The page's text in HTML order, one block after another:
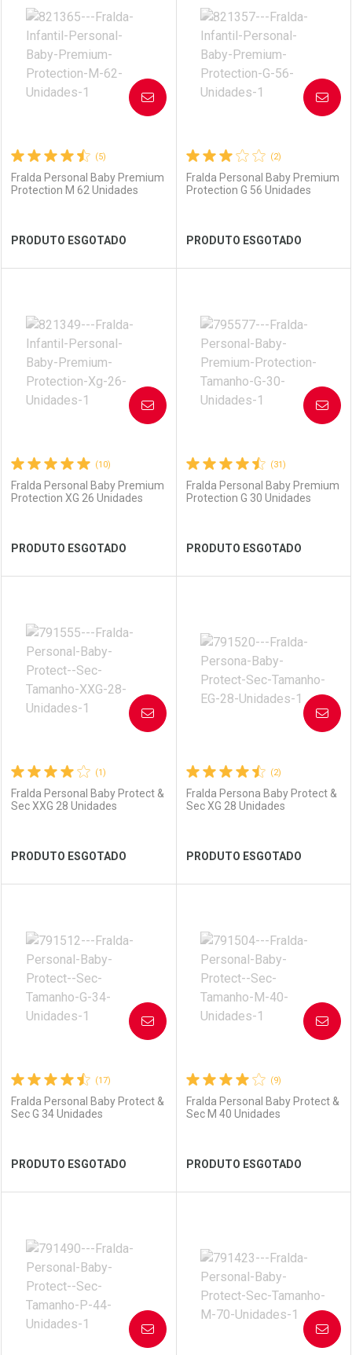
Laboratório
Ver Desconto Convênio
Por Menos Laboratório
Ver Desconto Convênio
Por Menos
(5)
Fralda Personal Baby Premium
Protection M 62 Unidades
PRODUTO ESGOTADO
AVISE-ME
Laboratório
Ver Desconto Convênio
Por Menos
(2)
Fralda Personal Baby Premium
Protection G 56 Unidades
PRODUTO ESGOTADO
AVISE-ME
Laboratório
Ver Desconto Convênio
Por Menos
(10)
Fralda Personal Baby Premium
Protection XG 26 Unidades
PRODUTO ESGOTADO
AVISE-ME
Laboratório
Ver Desconto Convênio
Por Menos
(31)
Fralda Personal Baby Premium
Protection G 30 Unidades
PRODUTO ESGOTADO
AVISE-ME
Laboratório
Ver Desconto Convênio
Por Menos
(1)
Fralda Personal Baby Protect &
Sec XXG 28 Unidades
PRODUTO ESGOTADO
AVISE-ME
Laboratório
Ver Desconto Convênio
Por Menos
(2)
Fralda Persona Baby Protect &
Sec XG 28 Unidades
PRODUTO ESGOTADO
AVISE-ME
Laboratório
Ver Desconto Convênio
Por Menos
(17)
Fralda Personal Baby Protect &
Sec G 34 Unidades
PRODUTO ESGOTADO
AVISE-ME
Laboratório
Por Menos
(9)
Fralda Personal Baby Protect &
Sec M 40 Unidades
PRODUTO ESGOTADO
AVISE-ME
Laboratório
Por Menos
AVISE-ME AVISE-ME